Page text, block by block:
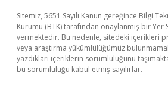
Sitemiz, 5651 Sayılı Kanun gereğince Bilgi
Kurumu (BTK) tarafından onaylanmış bir Yer
vermektedir. Bu nedenle, sitedeki içerikleri
veya araştırma yükümlülüğümüz
yazdıkları içeriklerin sorumluluğunu
bu sorumluluğu kabul etmiş sayılırlar.